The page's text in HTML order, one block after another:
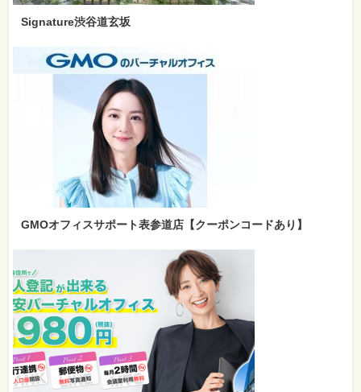
Signature渋谷道玄坂
GMOオフィスサポート表参道店【クーポンコードあり】